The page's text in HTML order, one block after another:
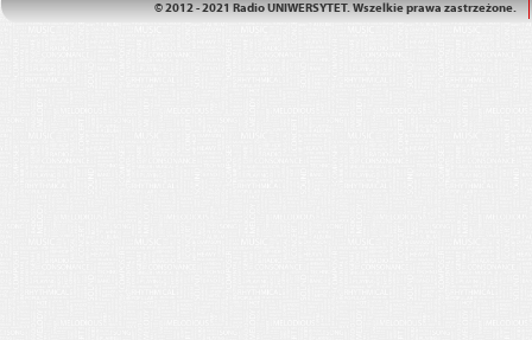
© 2012 - 2021 Radio UNIWERSYTET. Wszelkie prawa zastrzeżone.